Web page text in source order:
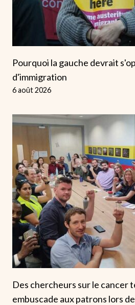
Pourquoi la gauche devrait
d'immigration
6 août 2026
Des chercheurs sur le cancer
embuscade aux patrons lors